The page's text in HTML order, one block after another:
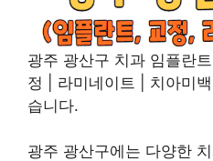
광주 광산구 치과 임플란
정 | 라미네이트 | 치아미
습니다.
광주 광산구에는 다양한